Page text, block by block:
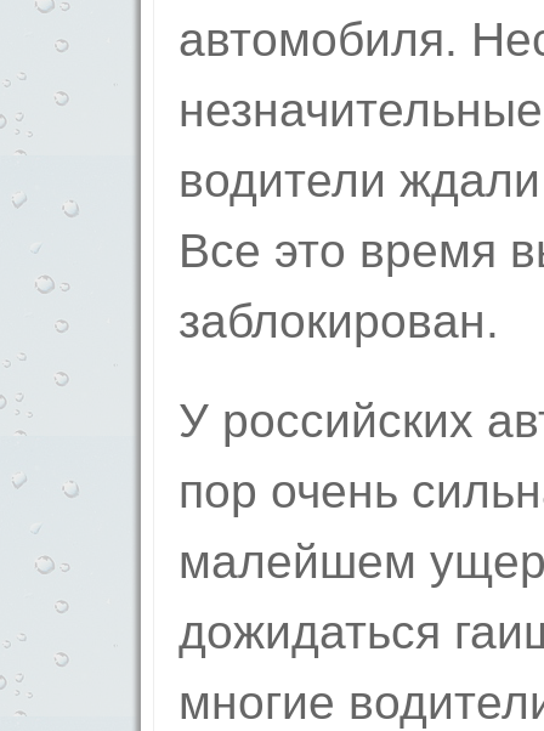
автомобиля.
водители
Все это время
заблокирован.
У российских
пор очень
малейшем
дожидаться
многие